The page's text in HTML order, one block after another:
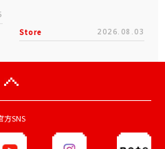
Store 2026.08.03
方SNS